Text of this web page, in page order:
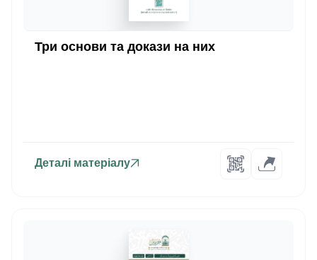
Три основи та докази на них
Деталі матеріалу